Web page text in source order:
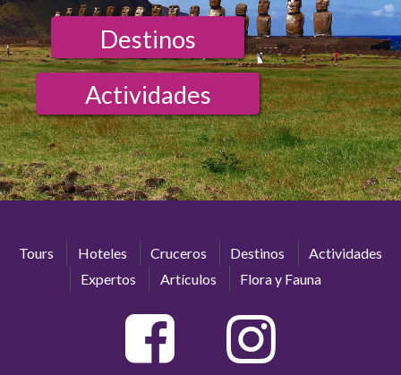
Destinos
Actividades
Tours Hoteles Cruceros Destinos
Actividades
Expertos
Artículos Flora y Fauna